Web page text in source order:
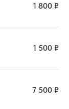
1 800 ₽
1 500 ₽
7 500 ₽